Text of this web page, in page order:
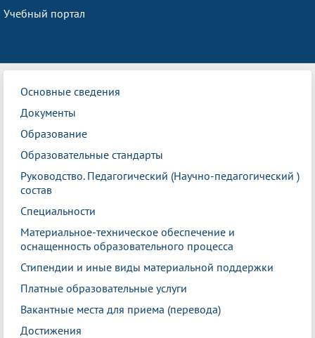
Учебный портал
Основные сведения
Документы
Образование
Образовательные стандарты
Руководство. Педагогический (Научно-педагогический )
состав
Специальности
Материальное-техническое обеспечение и
оснащенность образовательного процесса
Стипендии и иные виды материальной поддержки
Платные образовательные услуги
Вакантные места для приема (перевода)
Достижения